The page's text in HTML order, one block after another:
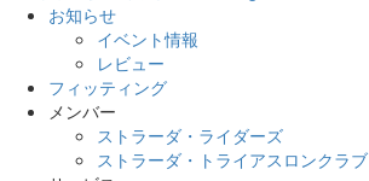
お知らせ
イベント情報
レビュー
フィッティング
メンバー
ストラーダ・ライダーズ
ストラーダ・トライアスロンクラブ